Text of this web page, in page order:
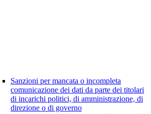
Sanzioni per mancata o incompleta
comunicazione dei dati da parte dei titolari
di incarichi politici, di amministrazione, di
direzione o di governo